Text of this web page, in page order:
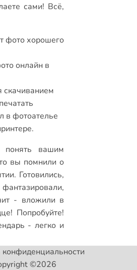
сами! Всё,
фото хорошего
онлайн в
скачиванием
в фотоателье
понять вашим
вы помнили о
Готовились,
- вложили в
Попробуйте!
- легко и
конфиденциальности
©2026